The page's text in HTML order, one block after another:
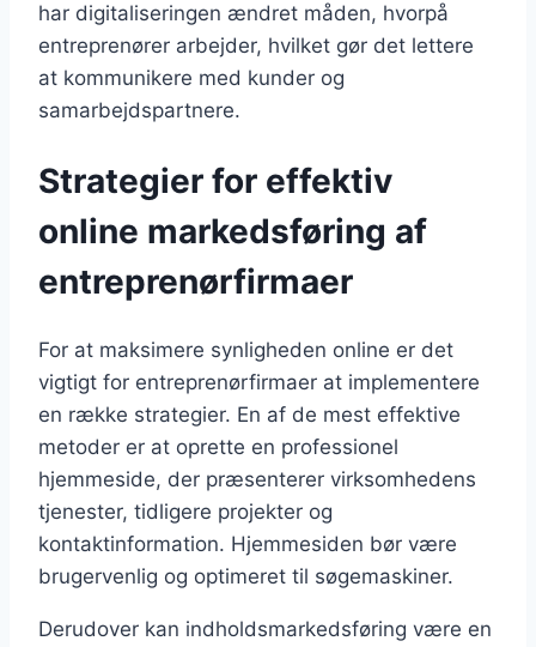
har digitaliseringen ændret måden, hvorpå
entreprenører arbejder, hvilket gør det lettere
at kommunikere med kunder og
samarbejdspartnere.
Strategier for effektiv
online markedsføring af
entreprenørfirmaer
For at maksimere synligheden online er det
vigtigt for entreprenørfirmaer at implementere
en række strategier. En af de mest effektive
metoder er at oprette en professionel
hjemmeside, der præsenterer virksomhedens
tjenester, tidligere projekter og
kontaktinformation. Hjemmesiden bør være
brugervenlig og optimeret til søgemaskiner.
Derudover kan indholdsmarkedsføring være en